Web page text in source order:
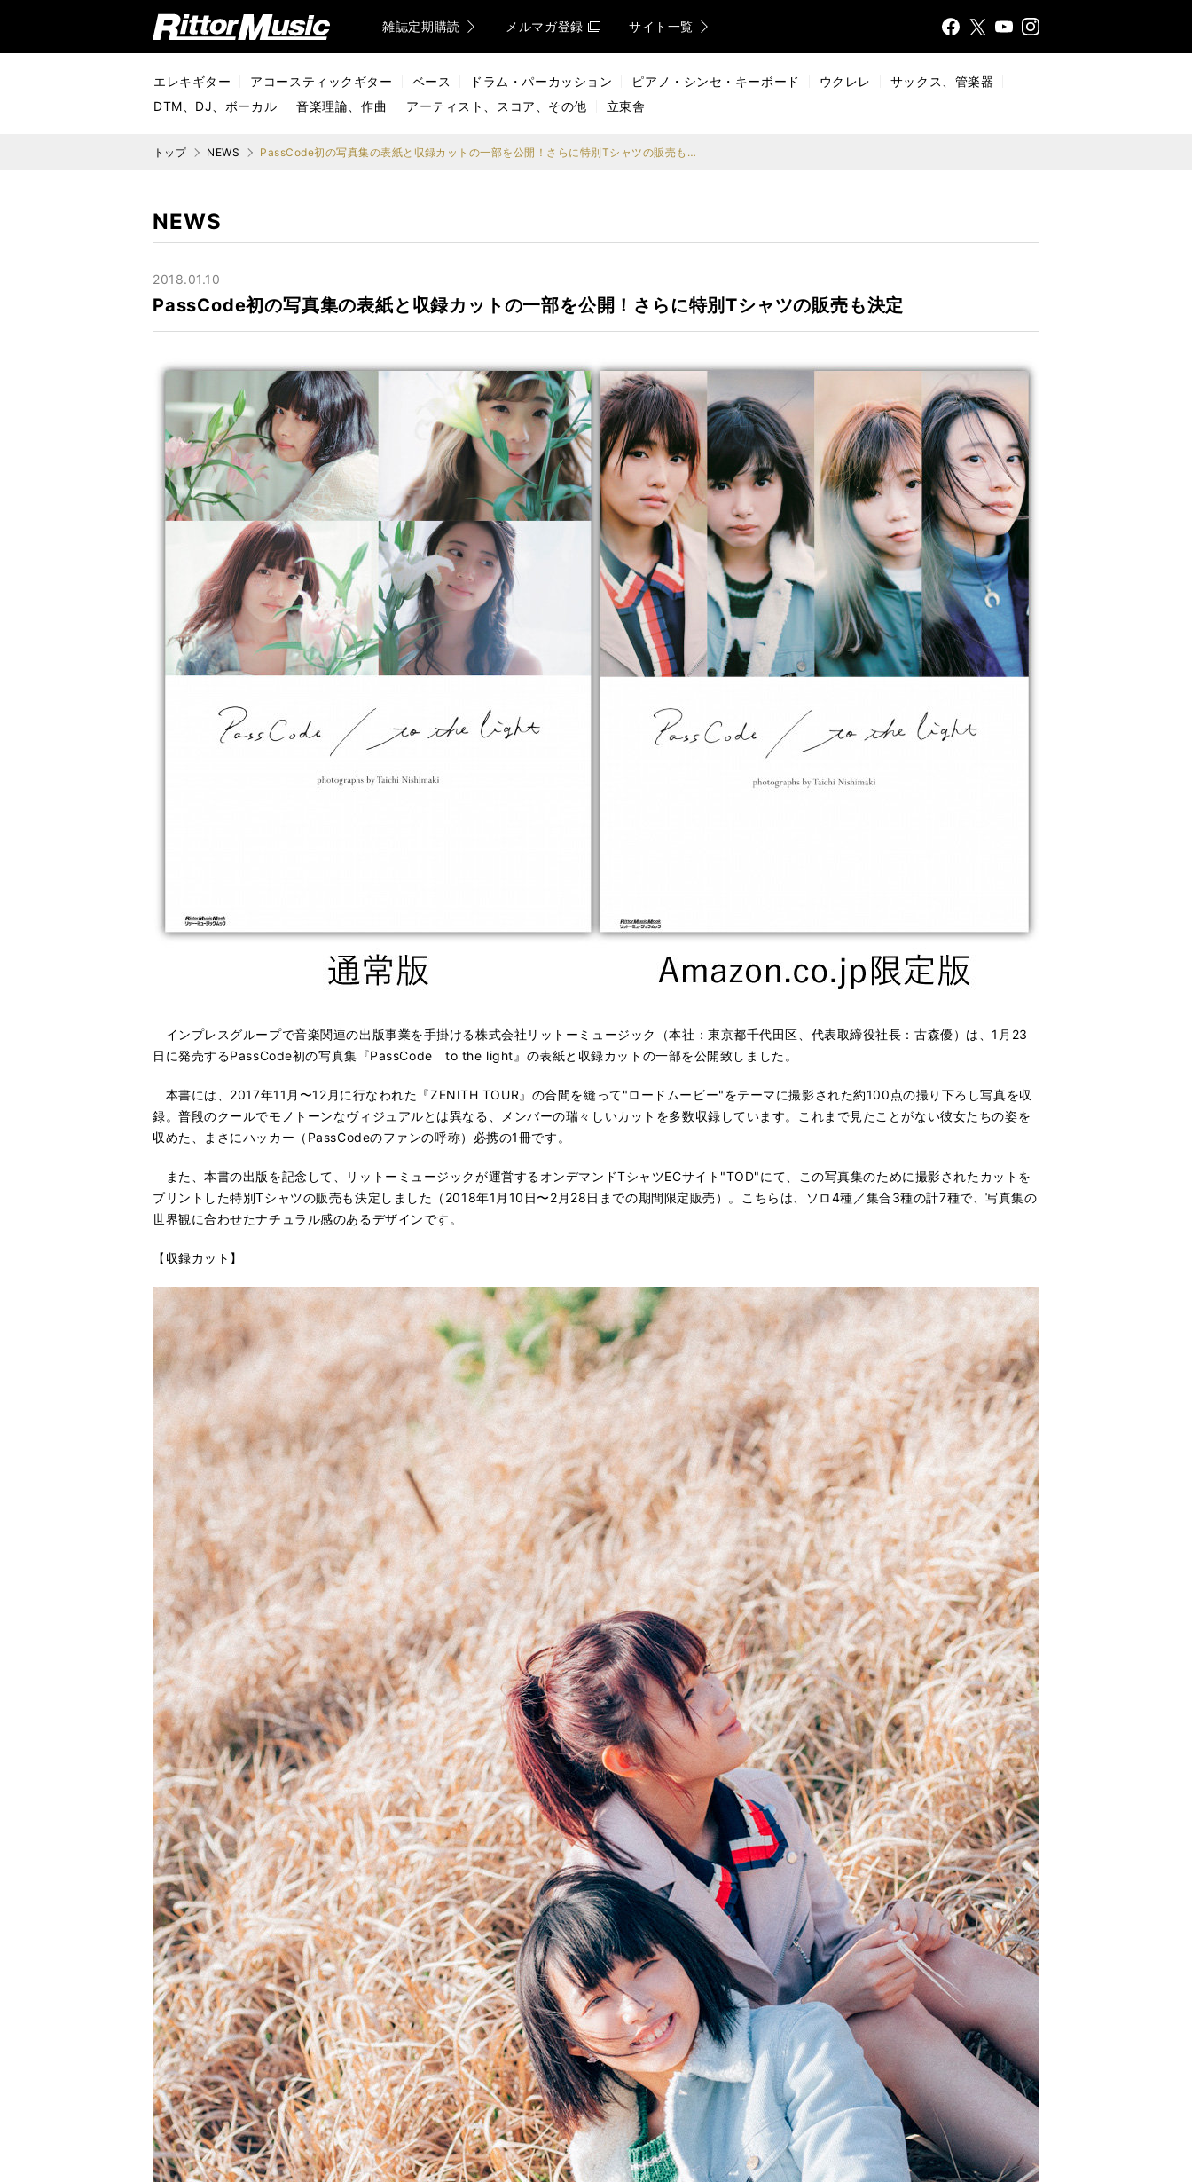
リットーミュージック (Rittor Music) 雑誌定期購読 メルマガ登録 サイト一覧
FaceX
YouTInsta
エレキギター アコースティックギター ベース ドラム・パーカッション ピアノ・シンセ・キーボード ウクレレ
サックス、管楽器
DTM、DJ、ボーカル
音楽理論、作曲 アーティスト、スコア、その他 立東舎
トップ NEWS PassCode初の写真集の表紙と収録カットの一部を公開！さらに特別Tシャツの販売も決定
NEWS
2018.01.10
PassCode初の写真集の表紙と収録カットの一部を公開！さらに特別Tシャツの販売も決定
インプレスグループで音楽関連の出版事業を手掛ける株式会社リットーミュージック（本社：東京都千代田区、代表取締役社長：古森優）は、1月23
日に発売するPassCode初の写真集『PassCode to the light』の表紙と収録カットの一部を公開致しました。
本書には、2017年11月〜12月に行なわれた『ZENITH TOUR』の合間を縫って"ロードムービー"をテーマに撮影された約100点の撮り下ろし写真を収
録。普段のクールでモノトーンなヴィジュアルとは異なる、メンバーの瑞々しいカットを多数収録しています。これまで見たことがない彼女たちの姿を
収めた、まさにハッカー（PassCodeのファンの呼称）必携の1冊です。
また、本書の出版を記念して、リットーミュージックが運営するオンデマンドTシャツECサイト"TOD"にて、この写真集のために撮影されたカットを
プリントした特別Tシャツの販売も決定しました（2018年1月10日〜2月28日までの期間限定販売）。こちらは、ソロ4種／集合3種の計7種で、写真集の
世界観に合わせたナチュラル感のあるデザインです。
【収録カット】